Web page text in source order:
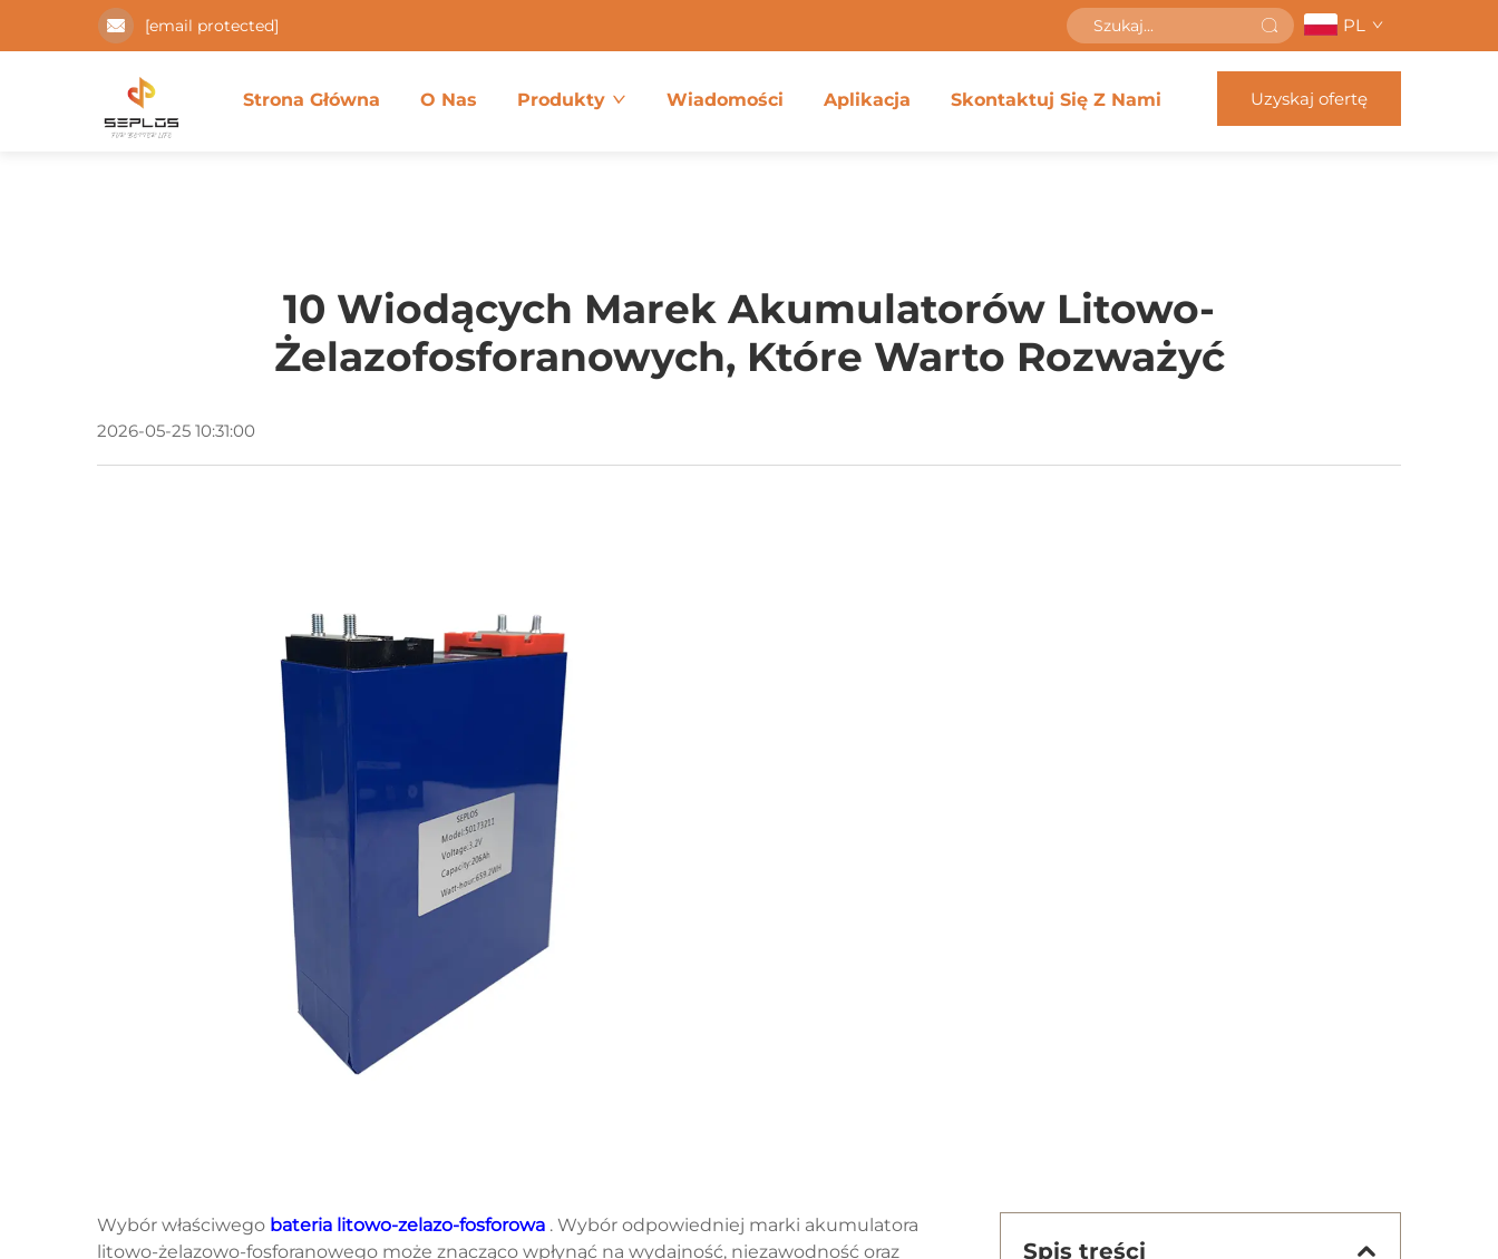
[email protected] PL
Strona Główna O Nas Produkty Wiadomości Aplikacja Skontaktuj Się Z Nami Uzyskaj ofertę
10 Wiodących Marek Akumulatorów Litowo-
Żelazofosforanowych, Które Warto Rozważyć
2026-05-25 10:31:00
Wybór właściwego bateria litowo-zelazo-fosforowa . Wybór odpowiedniej marki akumulatora
litowo-żelazowo-fosforanowego może znacząco wpłynąć na wydajność, niezawodność oraz
Spis treści